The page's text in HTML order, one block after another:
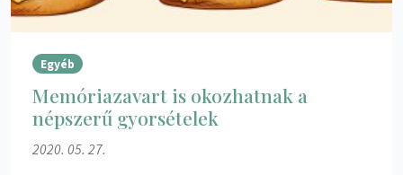
Egyéb
Memóriazavart is okozhatnak a
népszerű gyorsételek
2020. 05. 27.